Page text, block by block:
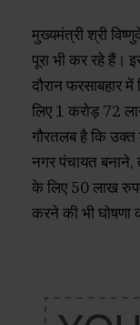
मुख्यमंत्री श्री
पूरा भी कर रहे हैं।
दौरान फरसाबहार
लिए 1 करोड़ 72
गौरतलब है कि उक्त
नगर पंचायत
के लिए 50 लाख
करने की भी घोषणा